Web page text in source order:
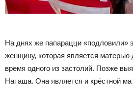
На днях же папарацци «подловили»
женщину, которая является матерью
время одного из застолий. Позже
Наташа. Она является и крёстной